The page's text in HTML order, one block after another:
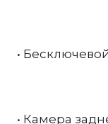
•
• Камера